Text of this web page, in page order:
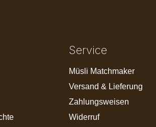
Service
Müsli Matchmaker
Versand & Lieferung
Zahlungsweisen
Widerruf